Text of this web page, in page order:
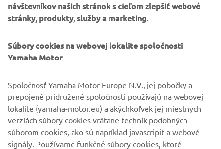
©Yamaha Motor Europe N.V. /Yamaha Motor Co., Ltd.
Informácie ani obrázky na týchto webových stránkach sa
bez výslovného písomného súhlasu spoločnosti Yamaha
Motor Europe N.V. a/alebo spoločnosti Yamaha Motor Co.,
Ltd.
Vždy jazdite bezpečne a dodržiavajte všetky miestne
predpisy o cestnej premávke.
návštevníkov našich stránok s cieľom zlepšiť webové
stránky, produkty, služby a marketing.
Súbory cookies na webovej lokalite spoločnosti
Yamaha Motor
Spoločnosť Yamaha Motor Europe N.V., jej pobočky a
prepojené pridružené spoločnosti používajú na webovej
lokalite (yamaha-motor.eu) a akýchkoľvek jej miestnych
verziách súbory cookies vrátane techník podobných
súborom cookies, ako sú napríklad javascripit a webové
signály. Používame funkčné súbory cookies, ktoré